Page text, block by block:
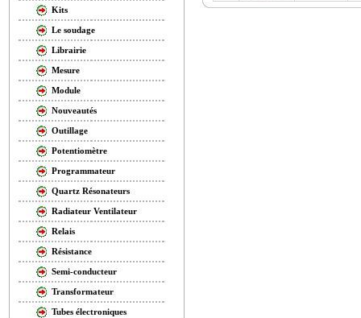
Kits
Le soudage
Librairie
Mesure
Module
Nouveautés
Outillage
Potentiomètre
Programmateur
Quartz Résonateurs
Radiateur Ventilateur
Relais
Résistance
Semi-conducteur
Transformateur
Tubes électroniques